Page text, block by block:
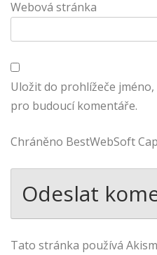
Webová stránka
Uložit do prohlížeče
pro budoucí komentáře.
Chráněno BestWebSoft
Tato stránka používá